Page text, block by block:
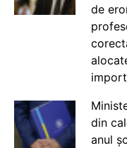
de
din
anul